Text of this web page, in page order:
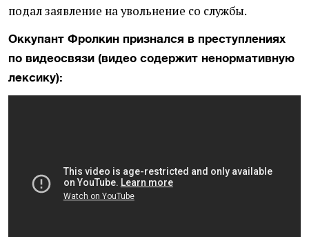
подал заявление на увольнение со службы.
Оккупант Фролкин признался в преступлениях
по видеосвязи (видео содержит ненормативную
лексику):